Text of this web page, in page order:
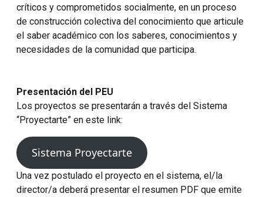
críticos y comprometidos socialmente, en un proceso
de construcción colectiva del conocimiento que articule
el saber académico con los saberes, conocimientos y
necesidades de la comunidad que participa.
Presentación del PEU
Los proyectos se presentarán a través del Sistema
“Proyectarte” en este link:
Sistema Proyectarte
Una vez postulado el proyecto en el sistema, el/la
director/a deberá presentar el resumen PDF que emite